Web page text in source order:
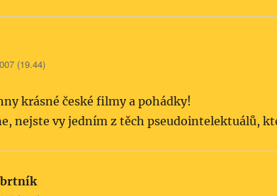
(19.44)
krásné české filmy a pohádky!
nejste vy jedním z těch pseudointelektuálů,
napsal: